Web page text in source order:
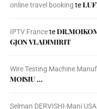
online travel booking te
IPTV Francete
GJON VLADIMIRIT
Wire Testing Machine
MOISIU …
Selman DERVISHI-Mani USA